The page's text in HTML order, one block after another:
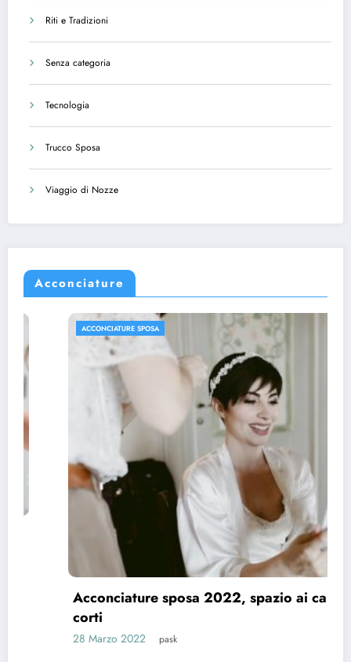
Riti e Tradizioni
Senza categoria
Tecnologia
Trucco Sposa
Viaggio di Nozze
Acconciature
ACCONCIATURE SPOSA
Acconciature sposa 2022, spazio ai capelli
28 Marzo 2022 pask